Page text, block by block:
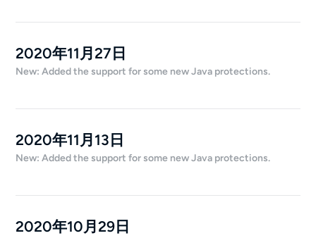
2020年11月27日
New: Added the support for some new Java protections.
2020年11月13日
New: Added the support for some new Java protections.
2020年10月29日